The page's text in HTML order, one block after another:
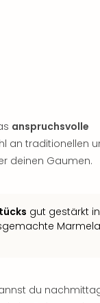
anspruchsvolle
an traditionellen
deinen Gaumen.
gut gestärkt
du